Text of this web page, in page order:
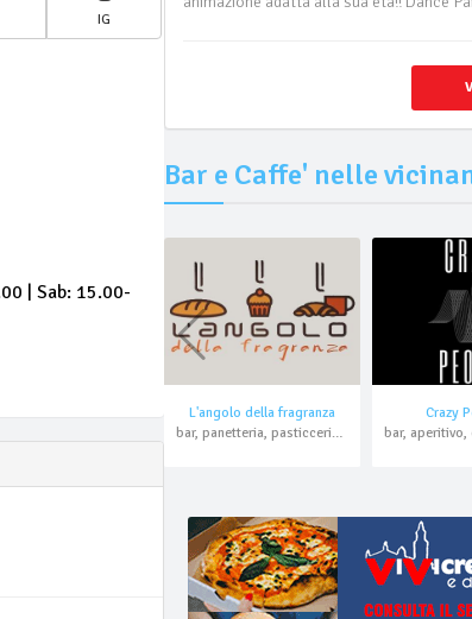
IG
| Sab: 15.00-
Bar e Caffe' nelle
L'angolo della fragranza
bar, panetteria, pasticceria, aperitivo, pizzeria, asporto, domicilio
Crazy